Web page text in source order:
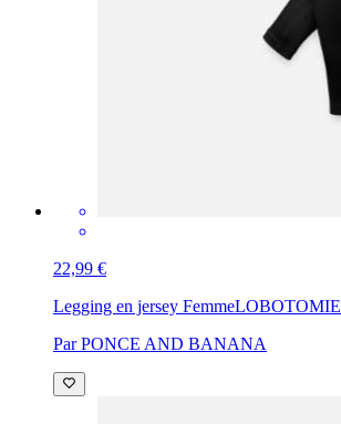
22,99 €
Legging en jersey FemmeLOBOTOMIE
Par PONCE AND BANANA